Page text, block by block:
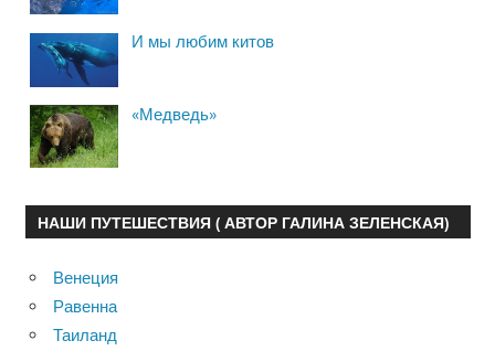
И мы любим китов
«Медведь»
НАШИ ПУТЕШЕСТВИЯ ( АВТОР ГАЛИНА ЗЕЛЕНСКАЯ)
Венеция
Равенна
Таиланд